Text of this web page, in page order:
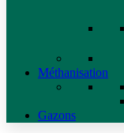
Méthanisation
Gazons